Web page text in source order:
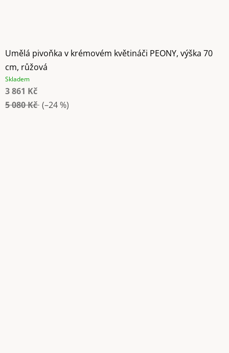
Umělá pivoňka v krémovém květináči PEONY, výška 70
cm, růžová
Skladem
3 861 Kč
5 080 Kč (–24 %)